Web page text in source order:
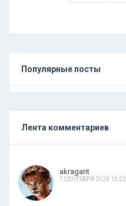
Популярные посты
Лента комментариев
akragant
7 СЕНТЯБРЯ 2025 15:22